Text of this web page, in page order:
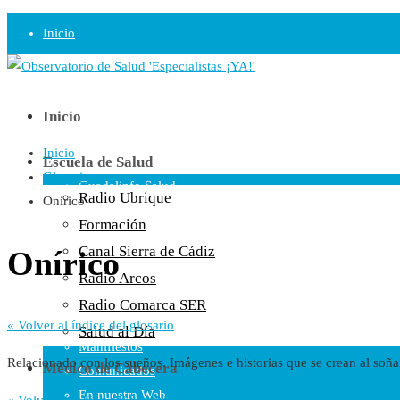
Inicio
Observatorio
Opinión
Radio
Guadalinfo Salud
Radio Guadalete
COPE Pontevedra
Salud en Radio Ubrique
Salud en Verano
Plataforma
Manifiestos
Comunicados
En nuestra Web
Inicio
Escuela de Salud
Radio Ubrique
Formación
Canal Sierra de Cádiz
Radio Arcos
Radio Comarca SER
Salud al Día
Médico de Cabecera
Inicio
Glosario
Onírico
Onírico
« Volver al índice del glosario
Relacionado con los sueños. Imágenes e historias que se crean al